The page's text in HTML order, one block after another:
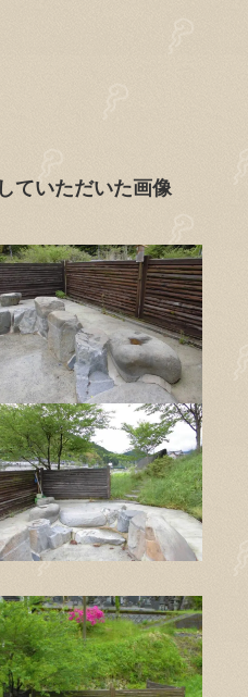
ていただいた画像